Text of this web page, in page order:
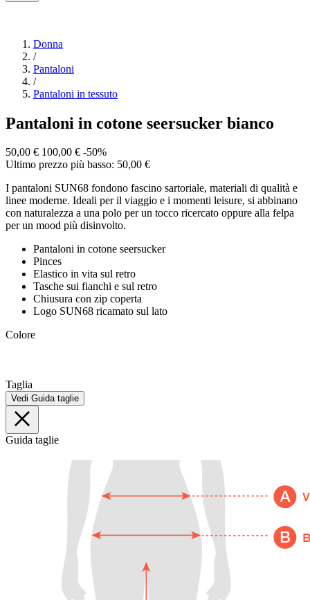
Donna
/
Pantaloni
/
Pantaloni in tessuto
Pantaloni in cotone seersucker bianco
50,00 € 100,00 € -50%
Ultimo prezzo più basso: 50,00 €
I pantaloni SUN68 fondono fascino sartoriale, materiali di qualità e
linee moderne. Ideali per il viaggio e i momenti leisure, si abbinano
con naturalezza a una polo per un tocco ricercato oppure alla felpa
per un mood più disinvolto.
Pantaloni in cotone seersucker
Pinces
Elastico in vita sul retro
Tasche sui fianchi e sul retro
Chiusura con zip coperta
Logo SUN68 ricamato sul lato
Colore
Taglia
Vedi Guida taglie
Guida taglie